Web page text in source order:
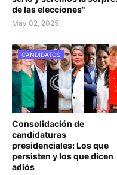
de las elecciones"
May 02, 2025
CANDIDATOS
Consolidación de
candidaturas
presidenciales: Los que
persisten y los que dicen
adiós